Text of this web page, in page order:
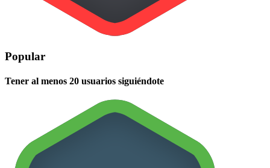
Popular
Tener al menos 20 usuarios siguiéndote